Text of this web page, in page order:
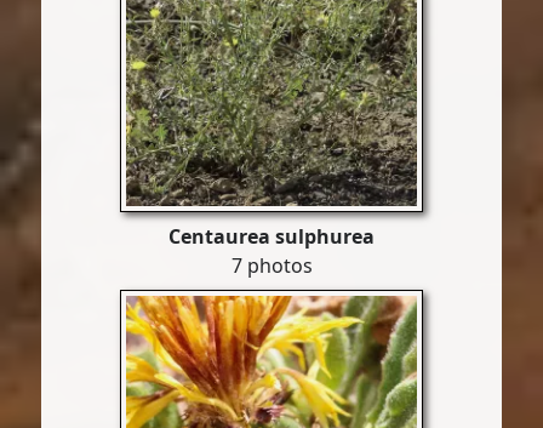
Centaurea sulphurea
7 photos